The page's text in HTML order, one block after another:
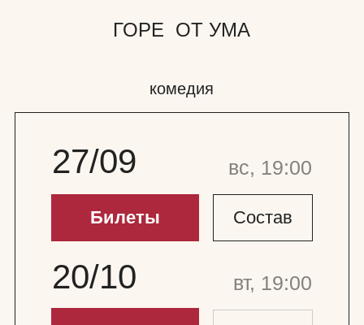
2 часа
с одним антрактом
вт, 19:00
спектакль участвует